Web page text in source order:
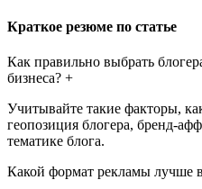
Краткое резюме по статье
Как правильно выбрать
бизнеса? +
Учитывайте такие факторы,
геопозиция блогера, бренд-
тематике блога.
Какой формат рекламы лучше